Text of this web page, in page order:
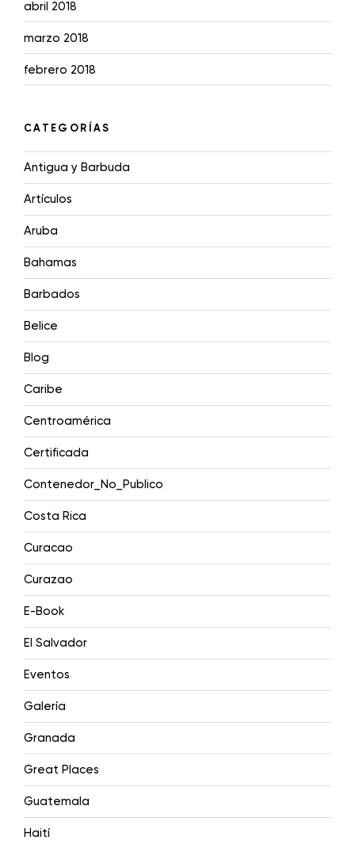
abril 2018
marzo 2018
febrero 2018
CATEGORÍAS
Antigua y Barbuda
Artículos
Aruba
Bahamas
Barbados
Belice
Blog
Caribe
Centroamérica
Certificada
Contenedor_No_Publico
Costa Rica
Curacao
Curazao
E-Book
El Salvador
Eventos
Galería
Granada
Great Places
Guatemala
Haití